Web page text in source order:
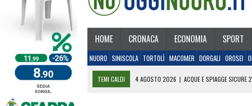
HOME CRONACA ECONOMIA SPORT
NUORO SINISCOLA TORTOLÌ MACOMER DORGALI OROSEI
TEMI CALDI 4 AGOSTO 2026 | ACQUE E SPIAGGE SICURE